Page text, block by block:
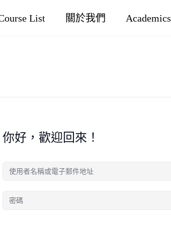
List 關於我們 Academics
你好，歡迎回來！